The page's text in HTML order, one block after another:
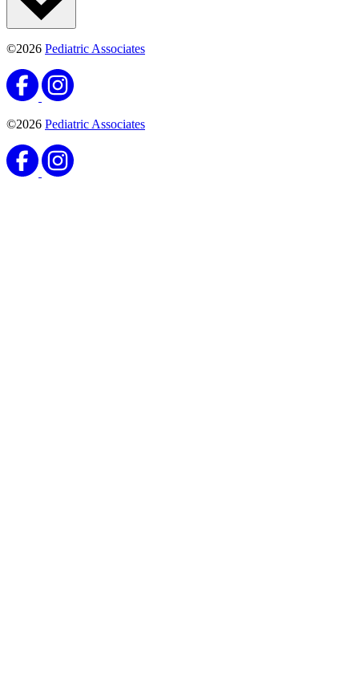
©2026 Pediatric Associates
©2026 Pediatric Associates